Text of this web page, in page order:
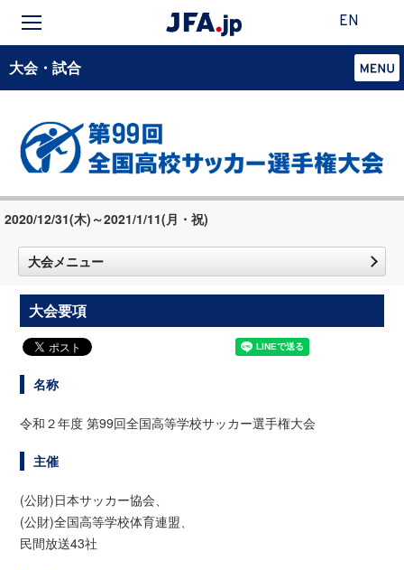
EN
大会・試合
2020/12/31(木)～2021/1/11(月・祝)
大会メニュー
大会要項
名称
令和２年度 第99回全国高等学校サッカー選手権大会
主催
(公財)日本サッカー協会、
(公財)全国高等学校体育連盟、
民間放送43社